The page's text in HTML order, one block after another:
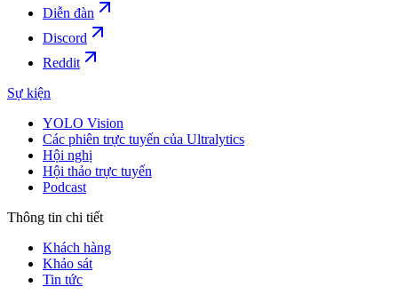
Diễn đàn
Discord
Reddit
Sự kiện
YOLO Vision
Các phiên trực tuyến của Ultralytics
Hội nghị
Hội thảo trực tuyến
Podcast
Thông tin chi tiết
Khách hàng
Khảo sát
Tin tức